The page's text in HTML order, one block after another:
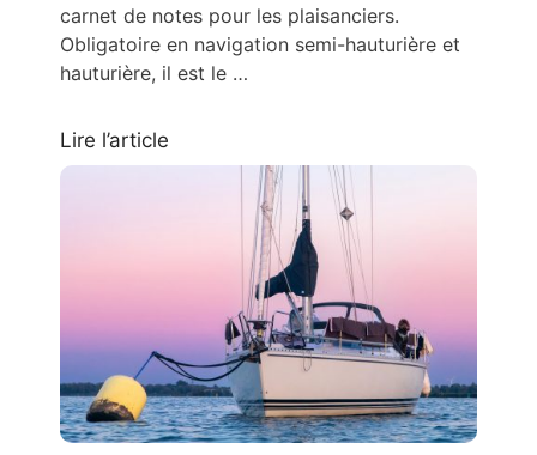
carnet de notes pour les plaisanciers.
Obligatoire en navigation semi-hauturière et
hauturière, il est le …
Lire l’article